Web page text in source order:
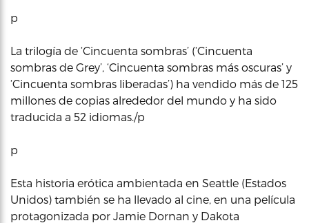
p
La trilogía de ‘Cincuenta sombras’ (‘Cincuenta
sombras de Grey’, ‘Cincuenta sombras más oscuras’ y
‘Cincuenta sombras liberadas’) ha vendido más de 125
millones de copias alrededor del mundo y ha sido
traducida a 52 idiomas./p
p
Esta historia erótica ambientada en Seattle (Estados
Unidos) también se ha llevado al cine, en una película
protagonizada por Jamie Dornan y Dakota